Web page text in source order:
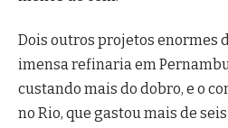
Dois outros projetos enormes
imensa refinaria em
custando mais do dobro, e o
no Rio, que gastou mais de